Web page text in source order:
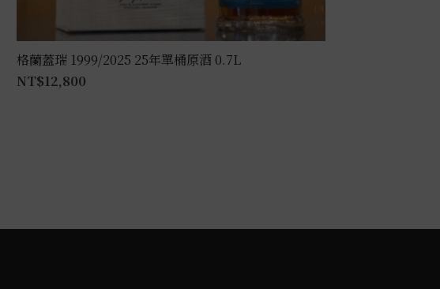
格蘭蓋瑞 1999/2025 25年單桶原酒 0.7L
NT$12,800